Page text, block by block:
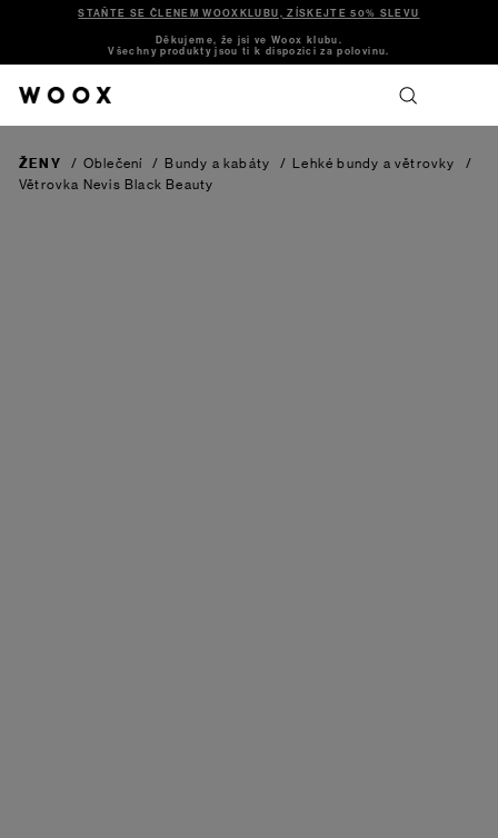
STAŇTE SE ČLENEM WOOXKLUBU, ZÍSKEJTE 50% SLEVU
Děkujeme, že jsi ve Woox klubu.
Všechny produkty jsou ti k dispozici za polovinu.
ŽENY / Oblečení / Bundy a kabáty / Lehké bundy a větrovky
/
Větrovka Nevis Black Beauty